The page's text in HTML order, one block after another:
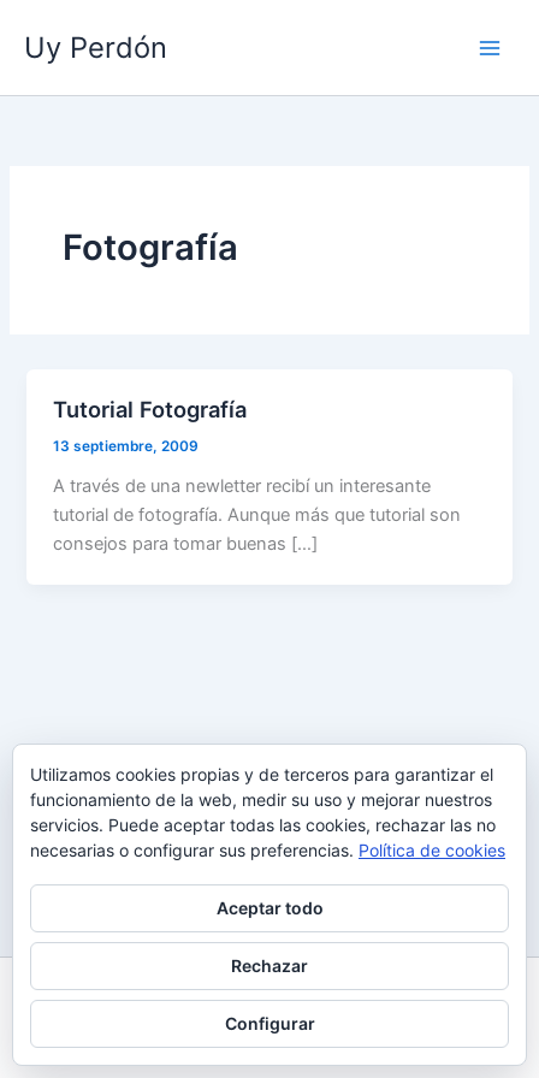
contenido
Uy Perdón
Fotografía
Tutorial Fotografía
13 septiembre, 2009
A través de una newletter recibí un interesante
tutorial de fotografía. Aunque más que tutorial son
consejos para tomar buenas […]
Todos los derechos © 2026 Uy Perdón
Utilizamos cookies propias y de terceros para garantizar el
funcionamiento de la web, medir su uso y mejorar nuestros
servicios. Puede aceptar todas las cookies, rechazar las no
necesarias o configurar sus preferencias. Política de cookies
Aceptar todo
Rechazar
Configurar